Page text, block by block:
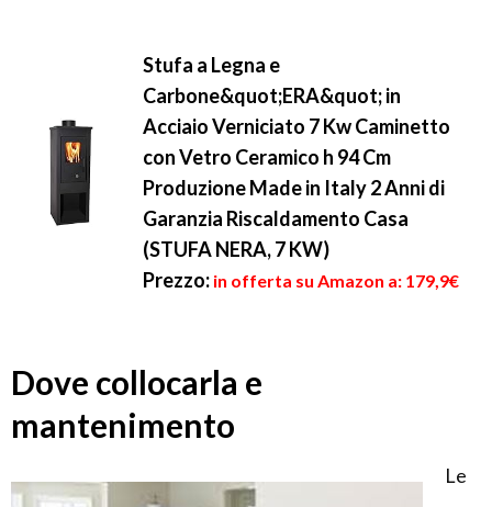
Stufa a Legna e
Carbone&quot;ERA&quot; in
Acciaio Verniciato 7 Kw Caminetto
con Vetro Ceramico h 94 Cm
Produzione Made in Italy 2 Anni di
Garanzia Riscaldamento Casa
(STUFA NERA, 7 KW)
Prezzo: in offerta su Amazon a: 179,9€
Dove collocarla e
mantenimento
Le